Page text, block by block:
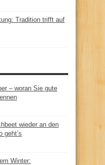
Tradition trifft auf
– woran Sie gute
wieder an den
geht’s
Winter: